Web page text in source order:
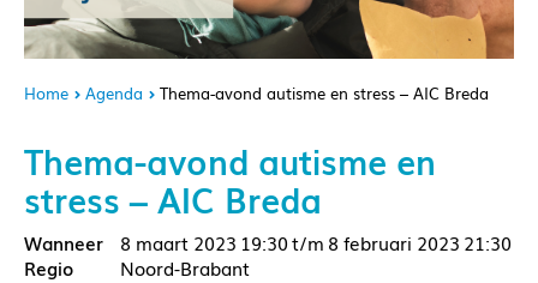
Home Agenda Thema-avond autisme en stress – AIC Breda
Thema-avond autisme en
stress – AIC Breda
8 maart 2023 19:30 8 februari 2023 21:30
Noord-Brabant